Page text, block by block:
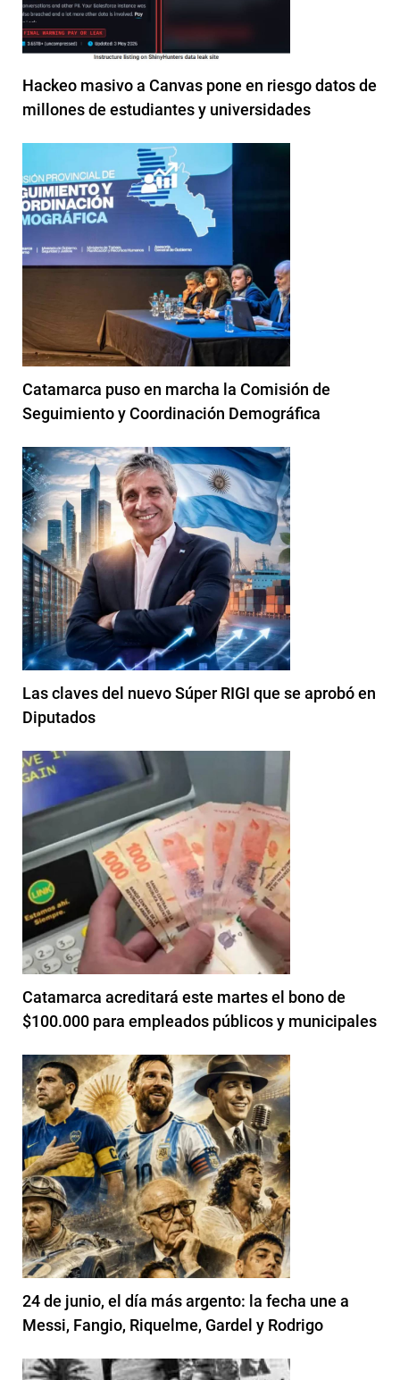
Hackeo masivo a Canvas pone en riesgo datos de
millones de estudiantes y universidades
Catamarca puso en marcha la Comisión de
Seguimiento y Coordinación Demográfica
Las claves del nuevo Súper RIGI que se aprobó en
Diputados
Catamarca acreditará este martes el bono de
$100.000 para empleados públicos y municipales
24 de junio, el día más argento: la fecha une a
Messi, Fangio, Riquelme, Gardel y Rodrigo